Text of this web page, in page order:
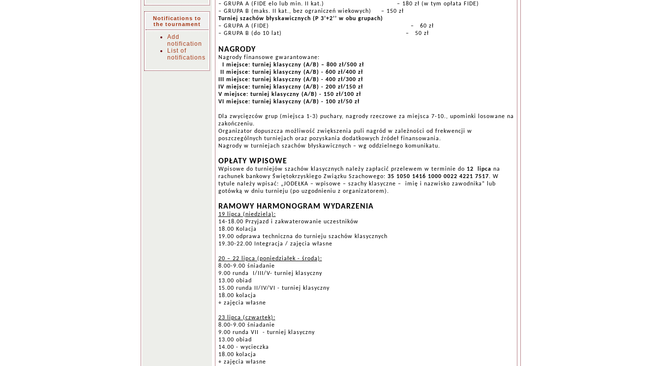
Notifications to
the tournament
Add
notification
List of
notifications
– GRUPA A (FIDE elo lub min. II kat.)
– 180 zł (w tym opłata FIDE)
– GRUPA B (maks. II kat., bez ograniczeń wiekowych)
– 150 zł
Turniej szachów błyskawicznych (P 3’+2’’ w obu grupach)
– GRUPA A (FIDE)
–
60 zł
– GRUPA B (do 10 lat)
– 50 zł
NAGRODY
Nagrody finansowe gwarantowane:
I miejsce: turniej klasyczny (A/B) – 800 zł/500 zł
II miejsce: turniej klasyczny (A/B) - 600 zł/400 zł
III miejsce: turniej klasyczny (A/B) - 400 zł/300 zł
IV miejsce: turniej klasyczny (A/B) - 200 zł/150 zł
V miejsce: turniej klasyczny (A/B) - 150 zł/100 zł
VI miejsce: turniej klasyczny (A/B) - 100 zł/50 zł
Dla zwycięzców grup (miejsca 1-3) puchary, nagrody rzeczowe za miejsca 7-10., upominki losowane na
zakończeniu.
Organizator dopuszcza możliwość zwiększenia puli nagród w zależności od frekwencji w
poszczególnych turniejach oraz pozyskania dodatkowych źródeł finansowania.
Nagrody w turniejach szachów błyskawicznych – wg oddzielnego komunikatu.
OPŁATY WPISOWE
Wpisowe do turniejów szachów klasycznych należy zapłacić przelewem w terminie do 12 lipca na
rachunek bankowy Świętokrzyskiego Związku Szachowego: 35 1050 1416 1000 0022 4221 7517. W
tytule należy wpisać: „JODEŁKA – wpisowe – szachy klasyczne –
imię i nazwisko zawodnika” lub
gotówką w dniu turnieju (po uzgodnieniu z organizatorem).
RAMOWY HARMONOGRAM WYDARZENIA
19 lipca (niedziela):
14-18.00 Przyjazd i zakwaterowanie uczestników
18.00 Kolacja
19.00 odprawa techniczna do turnieju szachów klasycznych
19.30-22.00 Integracja / zajęcia własne
20 – 22 lipca (poniedziałek - środa):
8.00-9.00 śniadanie
9.00 runda
I/III/V- turniej klasyczny
13.00 obiad
15.00 runda II/IV/VI - turniej klasyczny
18.00 kolacja
+ zajęcia własne
23 lipca (czwartek):
8.00-9.00 śniadanie
9.00 runda VII
- turniej klasyczny
13.00 obiad
14.00 - wycieczka
18.00 kolacja
+ zajęcia własne